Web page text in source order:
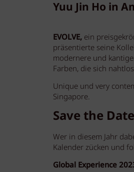
Yuu Jin Ho in
EVOLVE,ein
präsentierte seine
modernere und
Farben, die sich
Unique und very
Singapore.
Save the
Wer in diesem Jahr
Kalender zücken und
Global Experience